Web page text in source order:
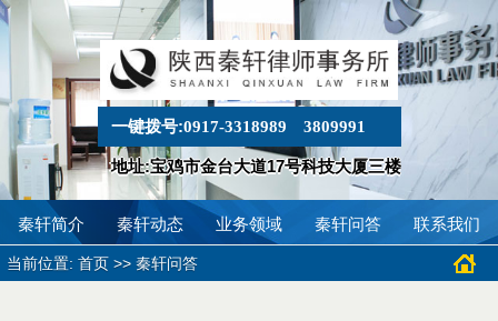
一键拨号:0917-3318989 3809991
地址:宝鸡市金台大道17号科技大厦三楼
秦轩简介 秦轩动态 业务领域 秦轩问答 联系我们
当前位置: 首页 >> 秦轩问答